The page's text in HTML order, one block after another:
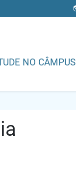
NO CÂMPUS